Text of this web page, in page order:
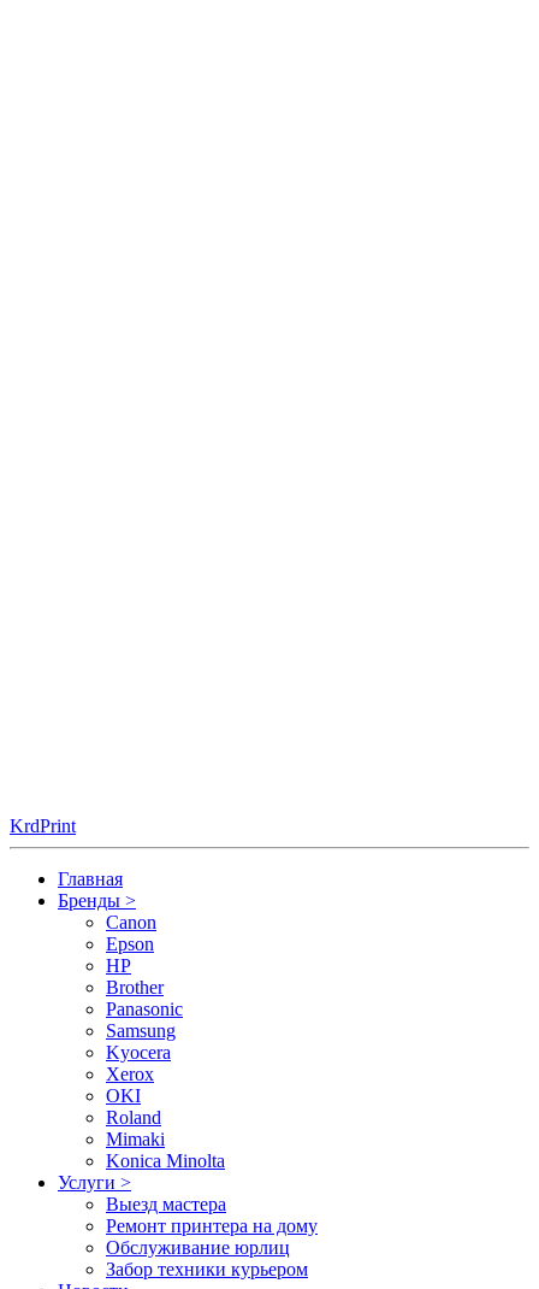
KrdPrint
Главная
Бренды >
Canon
Epson
HP
Brother
Panasonic
Samsung
Kyocera
Xerox
OKI
Roland
Mimaki
Konica Minolta
Услуги >
Выезд мастера
Ремонт принтера на дому
Обслуживание юрлиц
Забор техники курьером